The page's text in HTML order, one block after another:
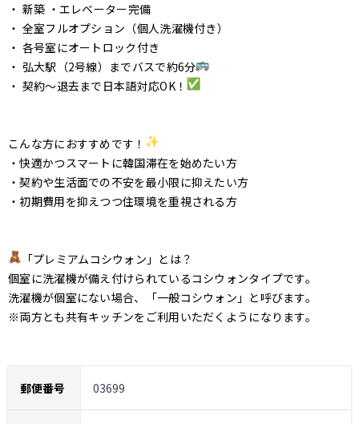
・ 新築 ・エレベーター完備
・ 全室フルオプション（個人洗濯機付き）
・ 各号室にオートロック付き
・ 弘大駅（2号線）までバスで約6分
・ 契約〜退去まで日本語対応OK！
こんな方におすすめです！
・快適かつスマートに韓国滞在を始めたい方
・契約や生活面での不安を最小限に抑えたい方
・初期費用を抑えつつ住環境を重視される方
「プレミアムコシウォン」とは？
個室に洗濯機が備え付けられているコシウォンタイプです。
洗濯機が個室にない場合、「一般コシウォン」と呼びます。
※両方とも共有キッチンをご利用いただくようになります。
郵便番号 03699